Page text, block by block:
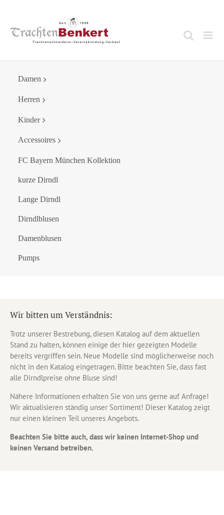
content
Damen
Herren
Kinder
Accessoires
FC Bayern München Kollektion
kurze Dirndl
Lange Dirndl
Dirndlblusen
Damenblusen
Pumps
Wir bitten um Verständnis:
Trotz unserer Bestrebung, diesen Katalog auf dem aktuellen
Stand zu halten, können einige der hier gezeigten Modelle
bereits vergriffen sein. Neue Modelle sind möglicherweise noch
nicht in den Katalog eingetragen. Bitte beachten Sie, dass fast
alle Dirndlpreise ohne Bluse sind!
Nähere Informationen erhalten Sie von uns gerne auf Anfrage!
Wir aktualisieren ständig unser Sortiment! Dieser Katalog zeigt
nur einen kleinen Teil unseres Angebots.
Beachten Sie bitte auch, dass wir keinen Internet-Shop und
keinen Versand betreiben.